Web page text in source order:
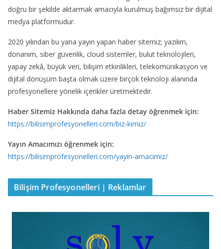
doğru bir şekilde aktarmak amacıyla kurulmuş bağımsız bir dijital
medya platformudur.
2020 yılından bu yana yayın yapan haber sitemiz; yazılım,
donanım, siber güvenlik, cloud sistemler, bulut teknolojileri,
yapay zekâ, büyük veri, bilişim etkinlikleri, telekomünikasyon ve
dijital dönüşüm başta olmak üzere birçok teknoloji alanında
profesyonellere yönelik içerikler üretmektedir.
Haber Sitemiz Hakkında daha fazla detay öğrenmek için:
https://bilisimprofesyonelleri.com/biz-kimiz/
Yayın Amacımızı öğrenmek için:
https://bilisimprofesyonelleri.com/yayin-amacimiz/
Bilişim Profesyonelleri | Reklamlar